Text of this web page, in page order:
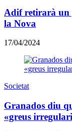
Adif retirarà un
la Nova
17/04/2024
Societat
Granados diu
«greus